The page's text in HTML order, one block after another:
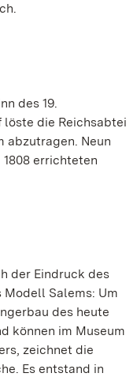
des 19.
löste die Reichsabtei
abzutragen. Neun
errichteten
der Eindruck des
Salems: Um
des heute
können im Museum
zeichnet die
Es entstand in